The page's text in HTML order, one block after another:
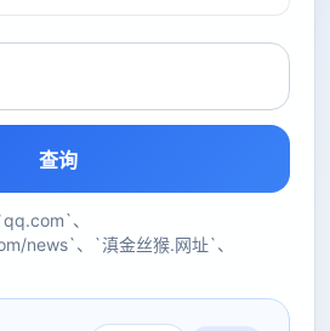
查询
、
news`、`滇金丝猴.网址`、